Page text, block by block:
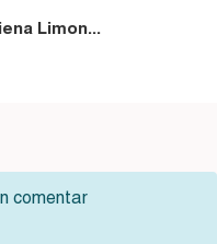
Limon...
comentar